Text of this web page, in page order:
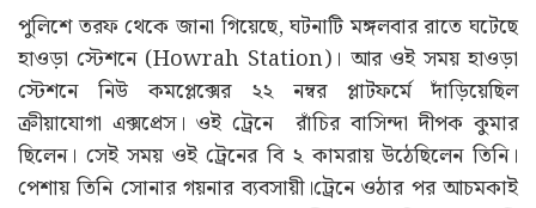
পুলিশে তরফ থেকে জানা গিয়েছে, ঘটনাটি মঙ্গলবার রাতে ঘটেছে
হাওড়া স্টেশনে (Howrah Station)। আর ওই সময় হাওড়া
স্টেশনে নিউ কমপ্লেক্সের ২২ নম্বর প্লাটফর্মে দাঁড়িয়েছিল
ক্রীয়াযোগা এক্সপ্রেস। ওই ট্রেনে রাঁচির বাসিন্দা দীপক কুমার
ছিলেন। সেই সময় ওই ট্রেনের বি ২ কামরায় উঠেছিলেন তিনি।
পেশায় তিনি সোনার গয়নার ব্যবসায়ী।ট্রেনে ওঠার পর আচমকাই